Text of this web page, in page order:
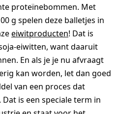
proteïnebommen. Met
g spelen deze balletjes in
eiwitproducten! Dat is
eiwitten, want daaruit
En als je je nu afvraagt
kan worden, let dan goed
van een proces dat
is een speciale term in